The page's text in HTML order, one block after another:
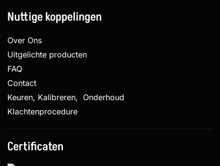
Nuttige koppelingen
Over Ons
Uitgelichte producten
FAQ
Contact
Keuren, Kalibreren, Onderhoud
Klachtenprocedure
Certificaten